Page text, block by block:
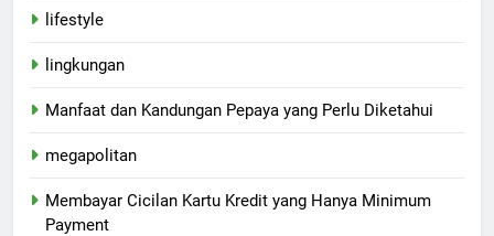
lifestyle
lingkungan
Manfaat dan Kandungan Pepaya yang Perlu Diketahui
megapolitan
Membayar Cicilan Kartu Kredit yang Hanya Minimum
Payment